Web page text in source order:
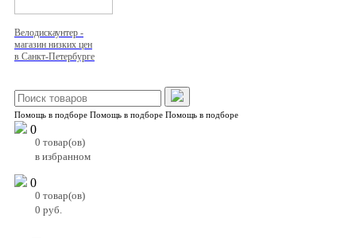
Велодискаунтер -
магазин низких цен
в Санкт-Петербурге
Помощь в подборе Помощь в подборе Помощь в подборе
0
0 товар(ов)
в избранном
0
0 товар(ов)
0 руб.